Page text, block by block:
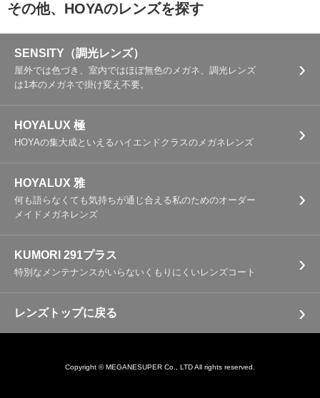
その他、HOYAのレンズを探す
SENSITY（調光レンズ）
屋外では色づき、室内ではほぼ無色のメガネ、調光レンズ
は1本のメガネで掛け変え不要。
›
HOYALUX 極
HOYAの集大成といえるハイエンドクラスのメガネレンズ ›
HOYALUX 雅
何も語らなくても気持ちが通じ合える私のためのオーダー
メイドメガネレンズ
›
KUMORI 291プラス
特別なメンテナンスがいらないくもりにくいレンズコート ›
レンズトップに戻る ›
Copyright © MEGANESUPER Co., LTD All rights reserved.